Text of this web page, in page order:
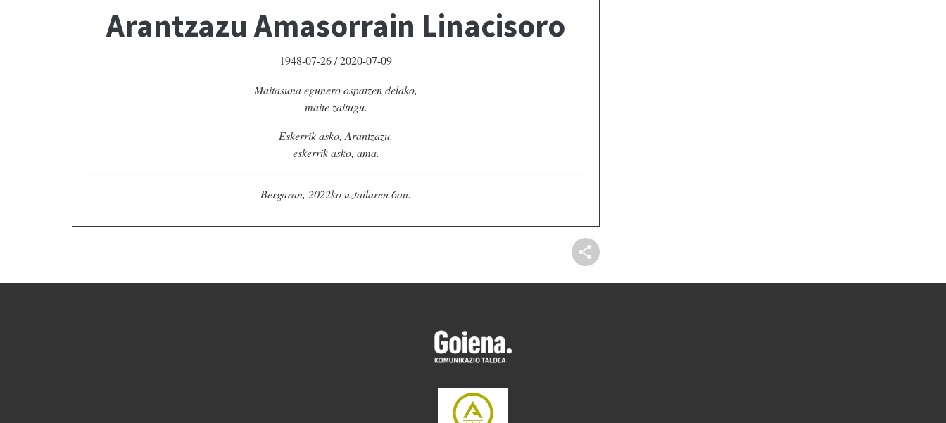
Arantzazu Amasorrain Linacisoro
1948-07-26 / 2020-07-09
Maitasuna eguneroospatzen delako,
maite zaitugu.
Eskerrik asko, Arantzazu,
eskerrik asko, ama.
Bergaran, 2022ko uztailaren 6an.